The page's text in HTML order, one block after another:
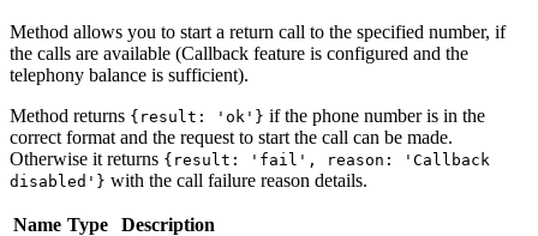
Method allows you to start a return call to the specified number, if
the calls are available (Callback feature is configured and the
telephony balance is sufficient).
Method returns {result: 'ok'} if the phone number is in the
correct format and the request to start the call can be made.
Otherwise it returns {result: 'fail', reason: 'Callback
disabled'} with the call failure reason details.
Name Type
Description